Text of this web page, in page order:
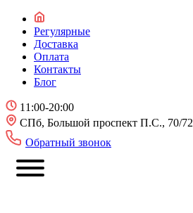
Регулярные
Доставка
Оплата
Контакты
Блог
11:00-20:00
СПб, Большой проспект П.С., 70/72
Обратный звонок